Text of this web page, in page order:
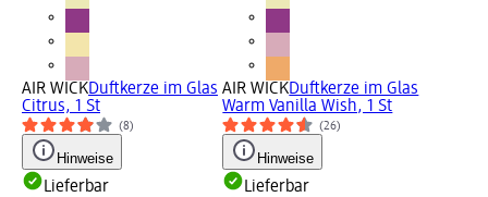
AIR WICKDuftkerze im Glas
Citrus, 1 St
(8)
Hinweise
Lieferbar
AIR WICKDuftkerze im Glas
Warm Vanilla Wish, 1 St
(26)
Hinweise
Lieferbar